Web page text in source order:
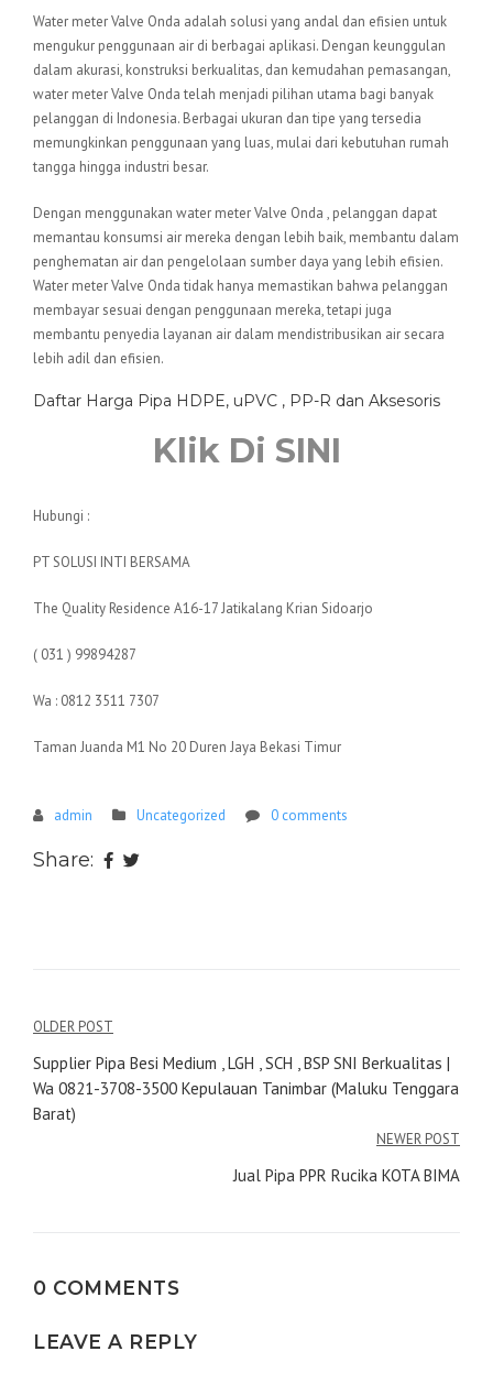
Water meter Valve Onda adalah solusi yang andal dan efisien untuk
mengukur penggunaan air di berbagai aplikasi. Dengan keunggulan
dalam akurasi, konstruksi berkualitas, dan kemudahan pemasangan,
water meter Valve Onda telah menjadi pilihan utama bagi banyak
pelanggan di Indonesia. Berbagai ukuran dan tipe yang tersedia
memungkinkan penggunaan yang luas, mulai dari kebutuhan rumah
tangga hingga industri besar.
Dengan menggunakan water meter Valve Onda , pelanggan dapat
memantau konsumsi air mereka dengan lebih baik, membantu dalam
penghematan air dan pengelolaan sumber daya yang lebih efisien.
Water meter Valve Onda tidak hanya memastikan bahwa pelanggan
membayar sesuai dengan penggunaan mereka, tetapi juga
membantu penyedia layanan air dalam mendistribusikan air secara
lebih adil dan efisien.
Daftar Harga Pipa HDPE, uPVC , PP-R dan Aksesoris
Klik Di SINI
Hubungi :
PT SOLUSI INTI BERSAMA
The Quality Residence A16-17 Jatikalang Krian Sidoarjo
( 031 ) 99894287
Wa : 0812 3511 7307
Taman Juanda M1 No 20 Duren Jaya Bekasi Timur
admin Uncategorized 0 comments
Share:
Navigasi
pos
OLDER POST
Supplier Pipa Besi Medium , LGH , SCH , BSP SNI Berkualitas |
Wa 0821-3708-3500 Kepulauan Tanimbar (Maluku Tenggara
Barat)
NEWER POST
Jual Pipa PPR Rucika KOTA BIMA
0 COMMENTS
LEAVE A REPLY